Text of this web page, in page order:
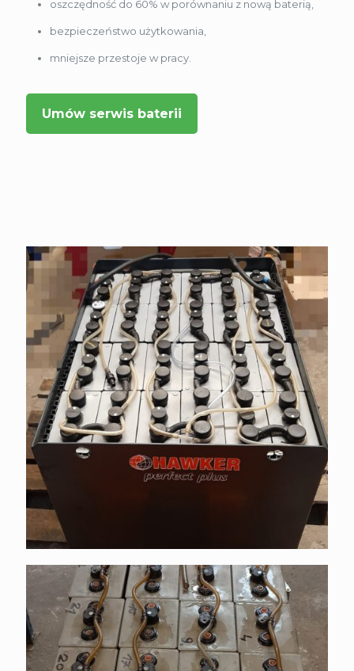
oszczędność do 60% w porównaniu z nową baterią,
bezpieczeństwo użytkowania,
mniejsze przestoje w pracy.
Umów serwis baterii